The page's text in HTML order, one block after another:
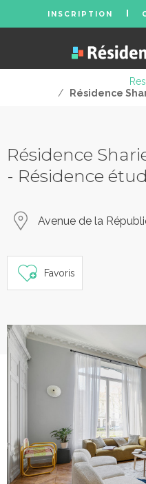
INSCRIPTION
/
Résidence
Résidence
- Résidence
Avenue de la
Favoris